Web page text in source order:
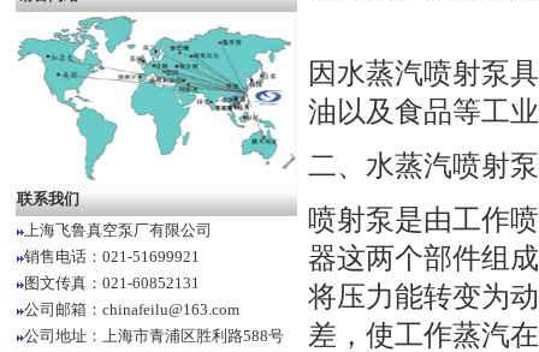
联系我们
上海飞鲁真空泵厂有限公司
销售电话：021-51699921
图文传真：021-60852131
公司邮箱：chinafeilu@163.com
公司地址：上海市青浦区胜利路588号
因水蒸汽喷射泵
油以及食品等工
二、水蒸汽喷射
喷射泵是由工作
器这两个部件组
将压力能转变为
差，使工作蒸汽